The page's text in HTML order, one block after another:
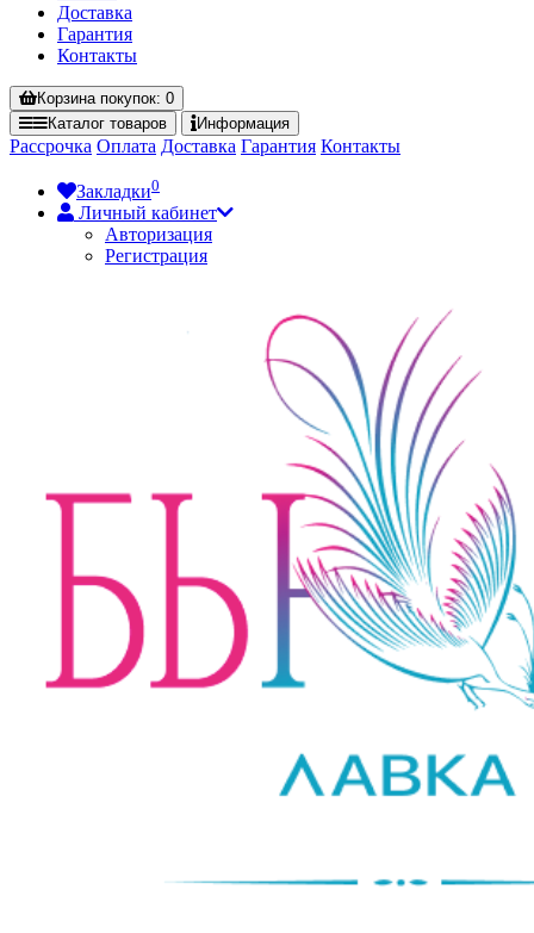
Доставка
Гарантия
Контакты
Корзинапокупок: 0
Каталог товаров Информация
Рассрочка Оплата Доставка Гарантия Контакты
Закладки0
Личный кабинет
Авторизация
Регистрация